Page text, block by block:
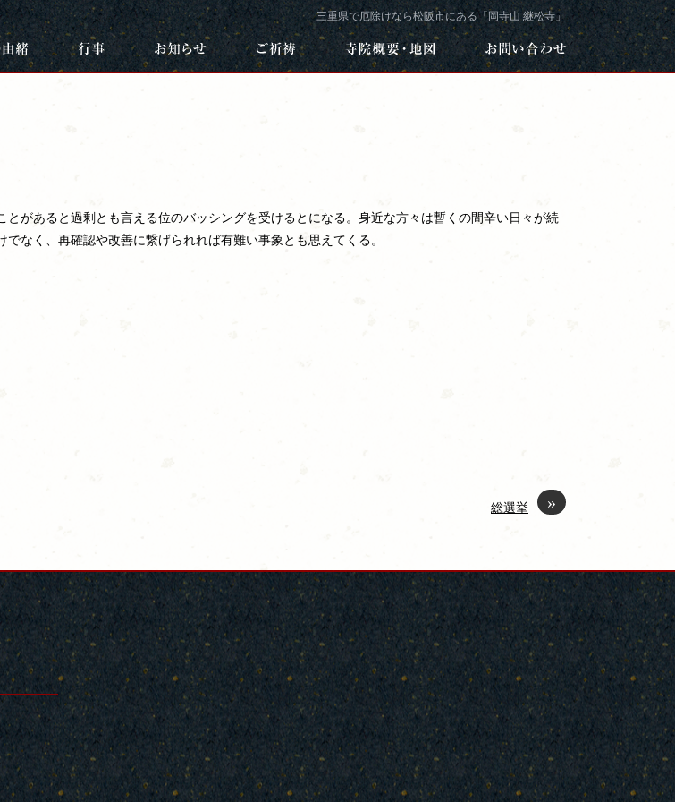
三重県で厄除けなら松阪市にある「岡寺山 継松寺」
があると過剰とも言える位のバッシングを受けるとになる。身近な方々は暫くの間辛い日々が続
なく、再確認や改善に繋げられれば有難い事象とも思えてくる。
»
総選挙